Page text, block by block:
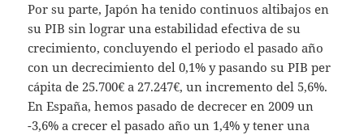
Por su parte, Japón ha tenido continuos altibajos en
su PIB sin lograr una estabilidad efectiva de su
crecimiento, concluyendo el periodo el pasado año
con un decrecimiento del 0,1% y pasando su PIB per
cápita de 25.700€ a 27.247€, un incremento del 5,6%.
En España, hemos pasado de decrecer en 2009 un
-3,6% a crecer el pasado año un 1,4% y tener una